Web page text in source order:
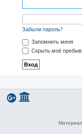
Забыли пароль?
Запомнить меня
Скрыть моё